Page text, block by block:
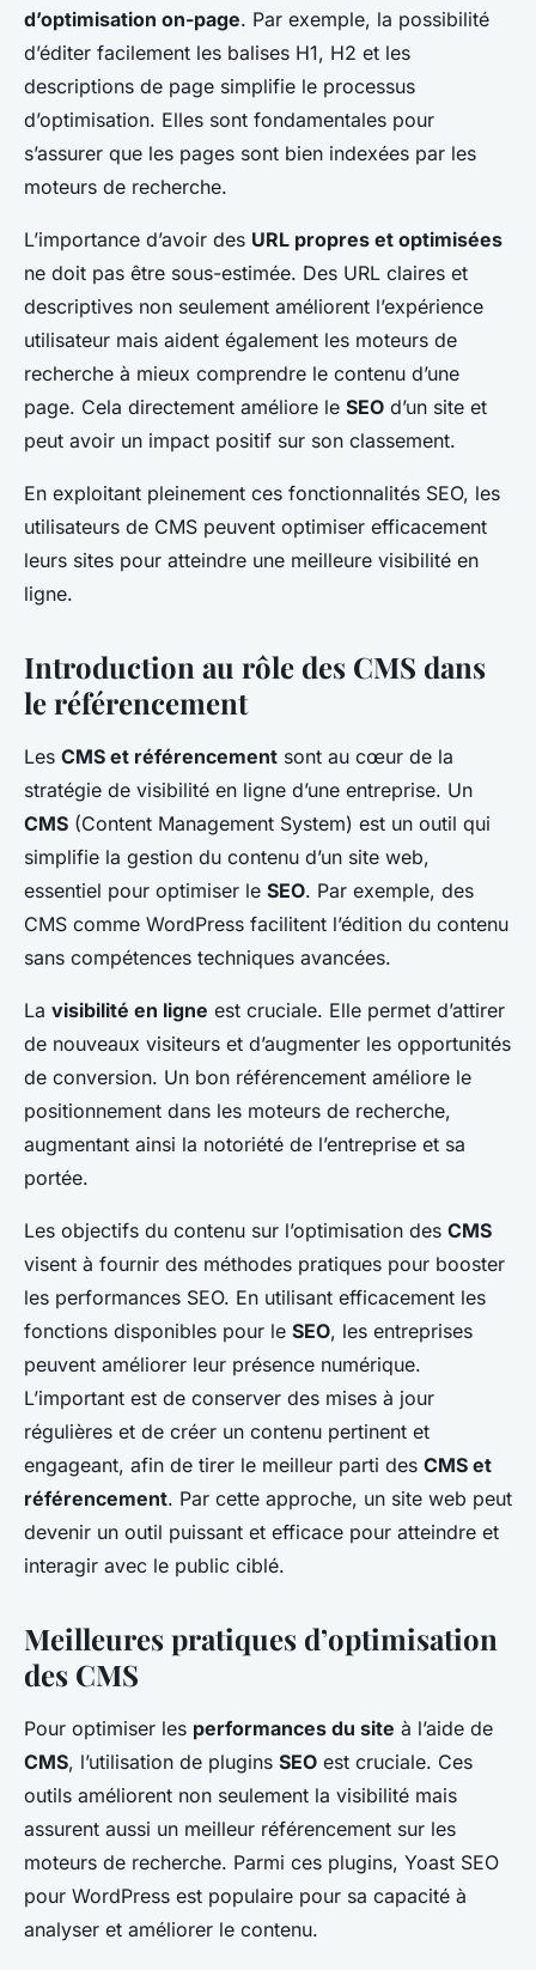
d’optimisation on-page. Par exemple, la possibilité
d’éditer facilement les balises H1, H2 et les
descriptions de page simplifie le processus
d’optimisation. Elles sont fondamentales pour
s’assurer que les pages sont bien indexées par les
moteurs de recherche.
L’importance d’avoir des URL propres et optimisées
ne doit pas être sous-estimée. Des URL claires et
descriptives non seulement améliorent l’expérience
utilisateur mais aident également les moteurs de
recherche à mieux comprendre le contenu d’une
page. Cela directement améliore le SEO d’un site et
peut avoir un impact positif sur son classement.
En exploitant pleinement ces fonctionnalités SEO, les
utilisateurs de CMS peuvent optimiser efficacement
leurs sites pour atteindre une meilleure visibilité en
ligne.
Introduction au rôle des CMS dans
le référencement
Les CMS et référencement sont au cœur de la
stratégie de visibilité en ligne d’une entreprise. Un
CMS (Content Management System) est un outil qui
simplifie la gestion du contenu d’un site web,
essentiel pour optimiser le SEO. Par exemple, des
CMS comme WordPress facilitent l’édition du contenu
sans compétences techniques avancées.
La visibilité en ligne est cruciale. Elle permet d’attirer
de nouveaux visiteurs et d’augmenter les opportunités
de conversion. Un bon référencement améliore le
positionnement dans les moteurs de recherche,
augmentant ainsi la notoriété de l’entreprise et sa
portée.
Les objectifs du contenu sur l’optimisation des CMS
visent à fournir des méthodes pratiques pour booster
les performances SEO. En utilisant efficacement les
fonctions disponibles pour le SEO, les entreprises
peuvent améliorer leur présence numérique.
L’important est de conserver des mises à jour
régulières et de créer un contenu pertinent et
engageant, afin de tirer le meilleur parti des CMS et
référencement. Par cette approche, un site web peut
devenir un outil puissant et efficace pour atteindre et
interagir avec le public ciblé.
Meilleures pratiques d’optimisation
des CMS
Pour optimiser les performances du site à l’aide de
CMS, l’utilisation de plugins SEO est cruciale. Ces
outils améliorent non seulement la visibilité mais
assurent aussi un meilleur référencement sur les
moteurs de recherche. Parmi ces plugins, Yoast SEO
pour WordPress est populaire pour sa capacité à
analyser et améliorer le contenu.